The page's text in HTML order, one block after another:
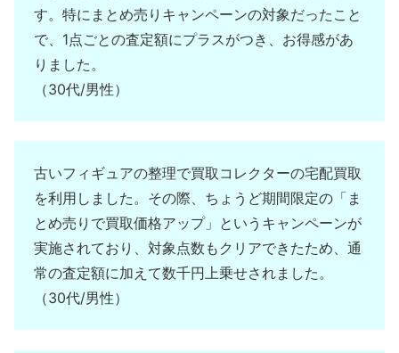
す。特にまとめ売りキャンペーンの対象だったこと
で、1点ごとの査定額にプラスがつき、お得感があ
りました。
（30代/男性）
古いフィギュアの整理で買取コレクターの宅配買取
を利用しました。その際、ちょうど期間限定の「ま
とめ売りで買取価格アップ」というキャンペーンが
実施されており、対象点数もクリアできたため、通
常の査定額に加えて数千円上乗せされました。
（30代/男性）